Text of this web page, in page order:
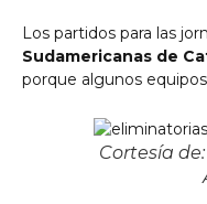
Los partidos para las
Sudamericanas de
porque algunos
Cortesía